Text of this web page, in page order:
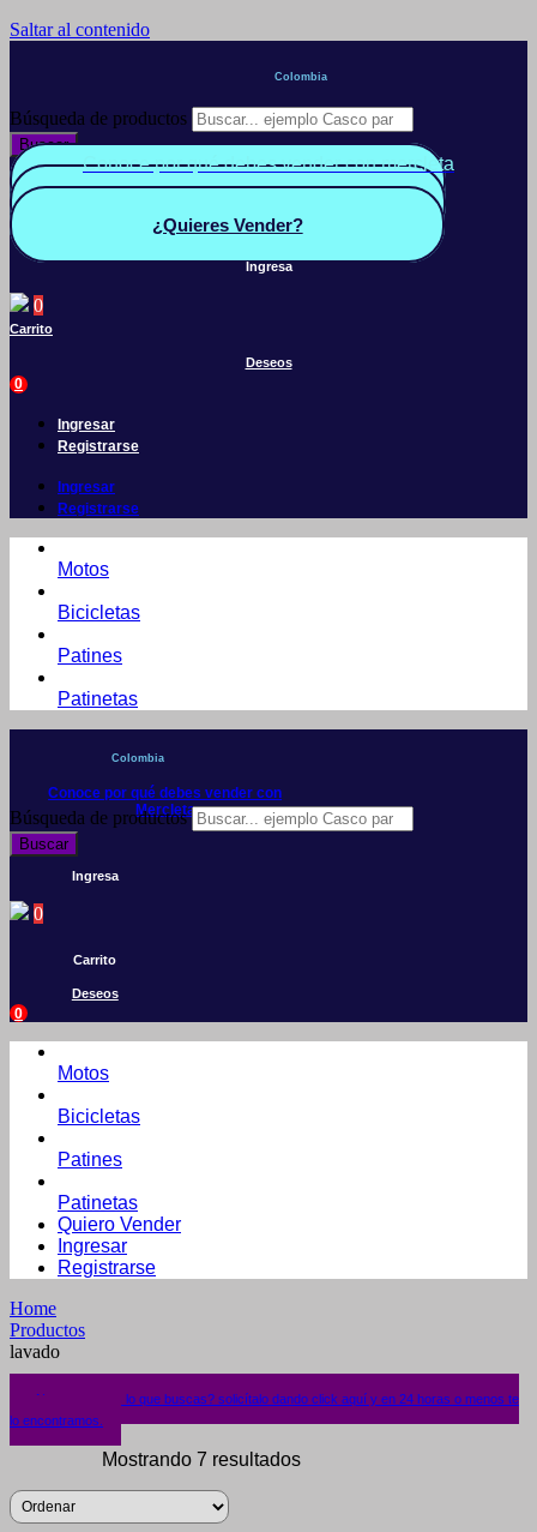
Saltar al contenido
Colombia
Búsqueda de productos
Buscar
Conoce por qué debes vender con mercleta
Quiero Vender
¿Quieres Vender?
Ingresa
0
Carrito
Deseos
0
Ingresar
Registrarse
Ingresar
Registrarse
Motos
Bicicletas
Patines
Patinetas
Colombia
Conoce por qué debes vender con
Mercleta
Búsqueda de productos
Buscar
Ingresa
0
Carrito
Deseos
0
Motos
Bicicletas
Patines
Patinetas
Quiero Vender
Ingresar
Registrarse
Home
Productos
lavado
¿No encuentras lo que buscas? solicítalo dando click aquí y en 24 horas o menos te
lo encontramos.
Mostrando 7 resultados